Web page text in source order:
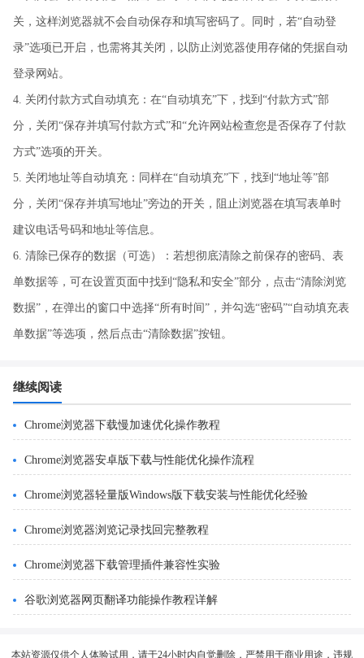
关，这样浏览器就不会自动保存和填写密码了。同时，若“自动登
录”选项已开启，也需将其关闭，以防止浏览器使用存储的凭据自动
登录网站。
4. 关闭付款方式自动填充：在“自动填充”下，找到“付款方式”部
分，关闭“保存并填写付款方式”和“允许网站检查您是否保存了付款
方式”选项的开关。
5. 关闭地址等自动填充：同样在“自动填充”下，找到“地址等”部
分，关闭“保存并填写地址”旁边的开关，阻止浏览器在填写表单时
建议电话号码和地址等信息。
6. 清除已保存的数据（可选）：若想彻底清除之前保存的密码、表
单数据等，可在设置页面中找到“隐私和安全”部分，点击“清除浏览
数据”，在弹出的窗口中选择“所有时间”，并勾选“密码”“自动填充表
单数据”等选项，然后点击“清除数据”按钮。
继续阅读
Chrome浏览器下载慢加速优化操作教程
Chrome浏览器安卓版下载与性能优化操作流程
Chrome浏览器轻量版Windows版下载安装与性能优化经验
Chrome浏览器浏览记录找回完整教程
Chrome浏览器下载管理插件兼容性实验
谷歌浏览器网页翻译功能操作教程详解
本站资源仅供个人体验试用，请于24小时内自觉删除，严禁用于商业用途，违规